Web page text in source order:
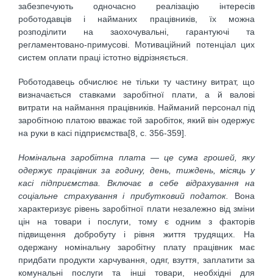
забезпечують одночасно реалізацію інтересів
роботодавців і найманих працівників, їх можна
розподілити на заохочувальні, гарантуючі та
регламентовано-примусові. Мотиваційний потенціал цих
систем оплати праці істотно відрізняється.
Роботодавець обчислює не тільки ту частину витрат, що
визначається ставками заробітної плати, а й валові
витрати на наймання працівників. Найманий персонал під
заробітною платою вважає той заробіток, який він одержує
на руки в касі підприємства[8, c. 356-359].
Номінальна заробітна плата — це сума грошей, яку
одержує працівник за годину, день, тиждень, місяць у
касі підприємства. Включає в себе відрахування на
соціальне страхування і прибутковий податок.
Вона
характеризує рівень заробітної плати незалежно від зміни
цін на товари і послуги, тому є одним з факторів
підвищення добробуту і рівня життя трудящих. На
одержану номінальну заробітну плату працівник має
придбати продукти хар­чування, одяг, взуття, заплатити за
комунальні послуги та інші товари, необхідні для